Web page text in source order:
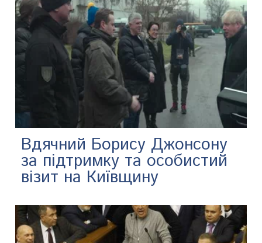
Вдячний Борису Джонсону
за підтримку та особистий
візит на Київщину